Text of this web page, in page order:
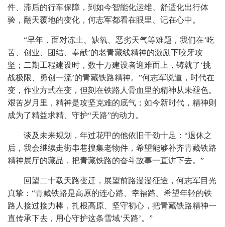
件、滞后的行车保障，到如今智能化运维、舒适化出行体
验，翻天覆地的变化，何志军都看在眼里、记在心中。
“早年，面对冻土、缺氧、恶劣天气等难题，我们在‘吃
苦、创业、团结、奉献’的老青藏线精神的激励下咬牙攻
坚；二期工程建设时，数十万建设者迎难而上，铸就了‘挑
战极限、勇创一流’的青藏铁路精神。”何志军说道，时代在
变，作业方式在变，但刻在铁路人骨血里的精神从未褪色。
艰苦岁月里，精神是攻坚克难的底气；如今新时代，精神则
成为了精益求精、守护“天路”的动力。
谈及未来规划，年过花甲的他依旧干劲十足：“退休之
后，我会继续走街串巷搜集老物件，希望能够补齐青藏铁路
精神展厅的藏品，把青藏铁路的奋斗故事一直讲下去。”
回望二十载天路变迁，展望前路漫漫征途，何志军目光
真挚：“青藏铁路是高原的连心路、幸福路。希望年轻的铁
路人接过接力棒，扎根高原、坚守初心，把青藏铁路精神一
直传承下去，用心守护这条雪域‘天路’。”